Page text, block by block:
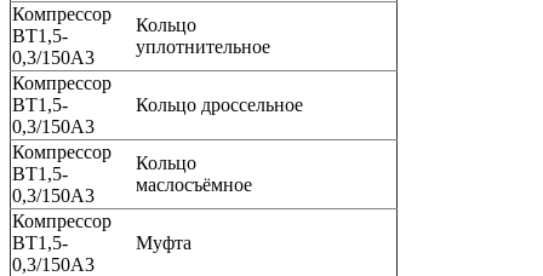
Компрессор
ВТ1,5-
0,3/150А3
Кольцо
уплотнительное
Компрессор
ВТ1,5-
0,3/150А3
Кольцо дроссельное
Компрессор
ВТ1,5-
0,3/150А3
Кольцо
маслосъёмное
Компрессор
ВТ1,5-
0,3/150А3
Муфта